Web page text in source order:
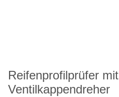
Reifenprofilprüfer mit
Ventilkappendreher